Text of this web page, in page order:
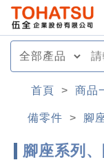
首頁 > 商品
備零件 > 腳
腳座系列